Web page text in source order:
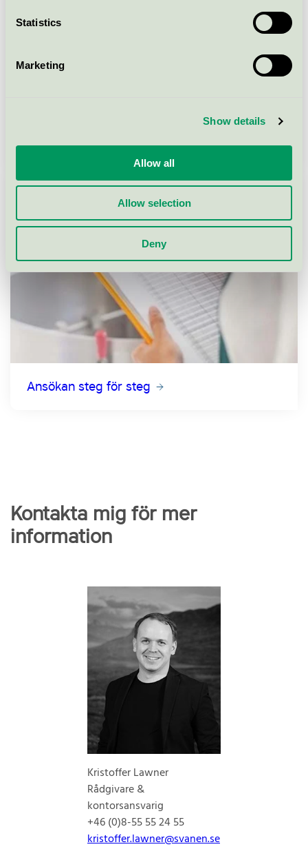
Statistics
Marketing
Show details
Allow all
Allow selection
Deny
Varför ska du Svanenmärka?
Ansökan steg för steg
Kontakta mig för mer
information
Kristoffer Lawner
Rådgivare &
kontorsansvarig
+46 (0)8-55 55 24 55
kristoffer.lawner@svanen.se